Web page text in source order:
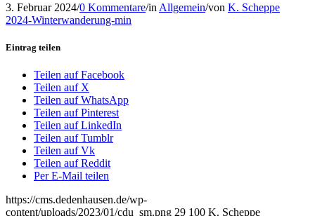
3. Februar 2024/0 Kommentare/in Allgemein/von K. Scheppe
2024-Winterwanderung-min
Eintrag teilen
Teilen auf Facebook
Teilen auf X
Teilen auf WhatsApp
Teilen auf Pinterest
Teilen auf LinkedIn
Teilen auf Tumblr
Teilen auf Vk
Teilen auf Reddit
Per E-Mail teilen
https://cms.dedenhausen.de/wp-
content/uploads/2023/01/cdu_sm.png 29 100 K. Scheppe